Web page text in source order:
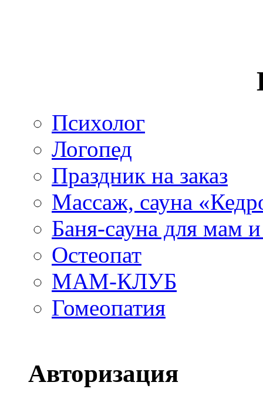
Психолог
Логопед
Праздник на заказ
Массаж, сауна
Баня-сауна для мам
Остеопат
МАМ-КЛУБ
Гомеопатия
Авторизация